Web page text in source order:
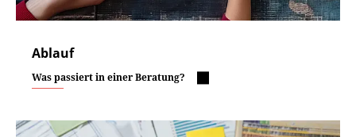
Ablauf
Was passiert in einer Beratung?